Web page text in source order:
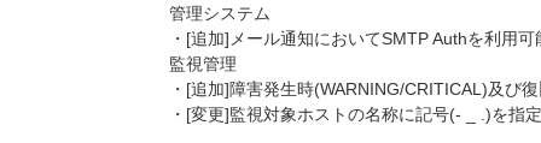
管理システム
・[追加]メール通知においてSMTP Authを利用可
監視管理
・[追加]障害発生時(WARNING/CRITICAL)及び
・[変更]監視対象ホストの名称に記号(- _ .)を指